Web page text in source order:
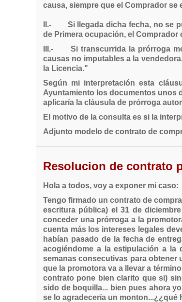
causa, siempre que el Comprador
II.- Si llegada dicha fecha, no se
de Primera ocupación, el Comprador
III.- Si transcurrida la prórroga
causas no imputables a la
la Licencia."
Según mi interpretación esta
Ayuntamiento los documentos unos
aplicaría la cláusula de prórroga
El motivo de la consulta es si la
Adjunto modelo de contrato de
Resolucion de contrato
Hola a todos, voy a exponer mi caso:
Tengo firmado un contrato de
escritura pública) el 31 de
conceder una prórroga a la
cuenta más los intereses legales
habían pasado de la fecha de
acogiéndome a la estipulación a la
semanas consecutivas para obtener
que la promotora va a llevar a
contrato pone bien clarito que si)
sido de boquilla... bien pues ahora
se lo agradecería un